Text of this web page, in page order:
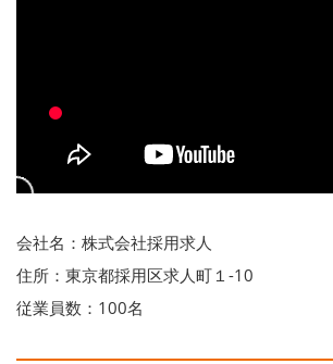
会社名：株式会社採用求人
住所：東京都採用区求人町１-10
従業員数：100名